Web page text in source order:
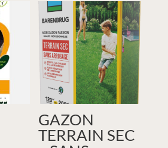
GAZON
TERRAIN SEC